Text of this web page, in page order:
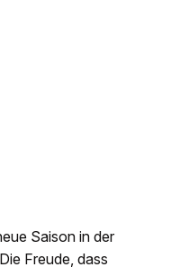
Saison in der
Freude, dass